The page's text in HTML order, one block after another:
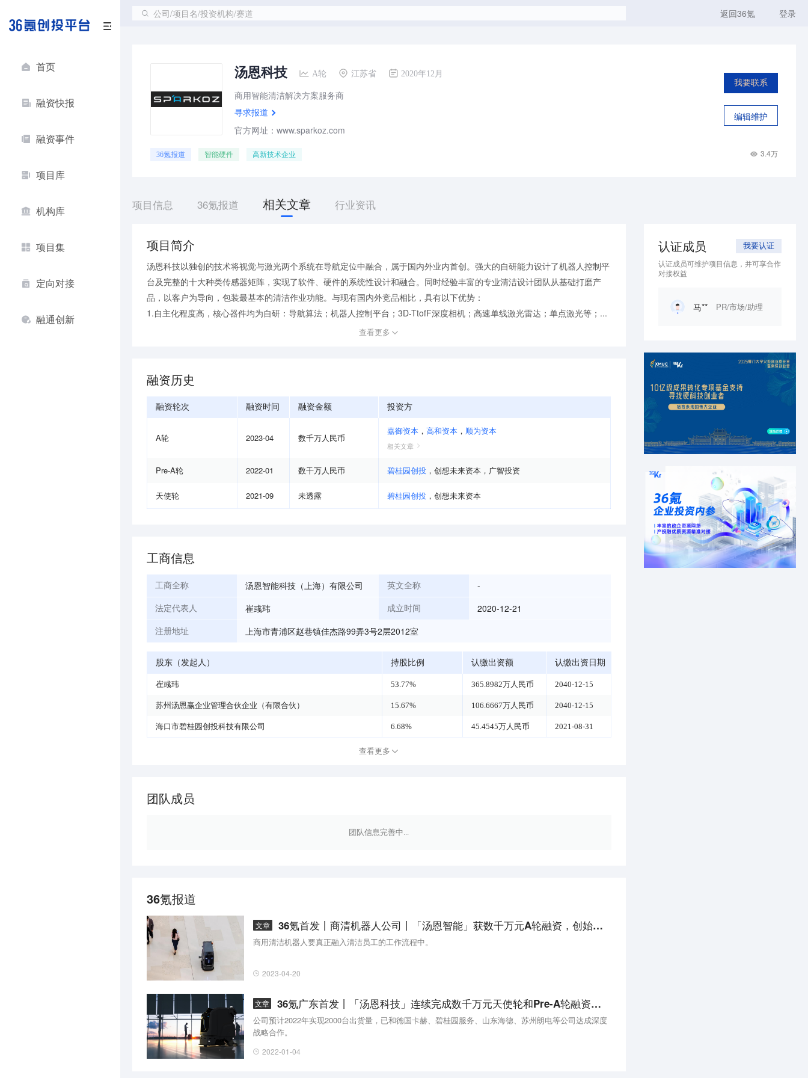
首页
融资快报
融资事件
项目库
机构库
项目集
定向对接
融通创新
公司/项目名/投资机构/赛道 返回36氪 登录
汤恩科技 A轮 江苏省 2020年12月
商用智能清洁解决方案服务商
寻求报道
官方网址：www.sparkoz.com
我要联系
编辑维护
36氪报道 智能硬件 高新技术企业 3.4万
项目信息 36氪报道 相关文章 行业资讯
项目简介
汤恩科技以独创的技术将视觉与激光两个系统在导航定位中融合，属于国内外业内首创。强大的自研能力设计了机器人控制平
台及完整的十大种类传感器矩阵，实现了软件、硬件的系统性设计和融合。同时经验丰富的专业清洁设计团队从基础打磨产
品，以客户为导向，包装最基本的清洁作业功能。与现有国内外竞品相比，具有以下优势：
1.自主化程度高，核心器件均为自研：导航算法；机器人控制平台；3D-TtofF深度相机；高速单线激光雷达；单点激光等；...
查看更多
融资历史
融资轮次 融资时间 融资金额 投资方
A轮 2023-04 数千万人民币
嘉御资本 ， 高和资本 ， 顺为资本
相关文章
Pre-A轮 2022-01 数千万人民币 碧桂园创投 ， 创想未来资本 ， 广智投资
天使轮 2021-09 未透露 碧桂园创投 ， 创想未来资本
工商信息
工商全称 汤恩智能科技（上海）有限公司 英文全称 -
法定代表人 崔彧玮 成立时间 2020-12-21
注册地址 上海市青浦区赵巷镇佳杰路99弄3号2层2012室
股东（发起人） 持股比例 认缴出资额 认缴出资日期
崔彧玮 53.77% 365.8982万人民币 2040-12-15
苏州汤恩赢企业管理合伙企业（有限合伙） 15.67% 106.6667万人民币 2040-12-15
海口市碧桂园创投科技有限公司 6.68% 45.4545万人民币 2021-08-31
查看更多
团队成员
团队信息完善中...
36氪报道
文章 36氪首发丨商清机器人公司丨「汤恩智能」获数千万元A轮融资，创始人毕业于中科大少年班
商用清洁机器人要真正融入清洁员工的工作流程中。
2023-04-20
文章 36氪广东首发丨「汤恩科技」连续完成数千万元天使轮和Pre-A轮融资，由碧桂园创投领投、创想未来资本联合投资
公司预计2022年实现2000台出货量，已和德国卡赫、碧桂园服务、山东海德、苏州朗电等公司达成深度
战略合作。
2022-01-04
认证成员 我要认证
认证成员可维护项目信息，并可享合作
对接权益
马** PR/市场/助理